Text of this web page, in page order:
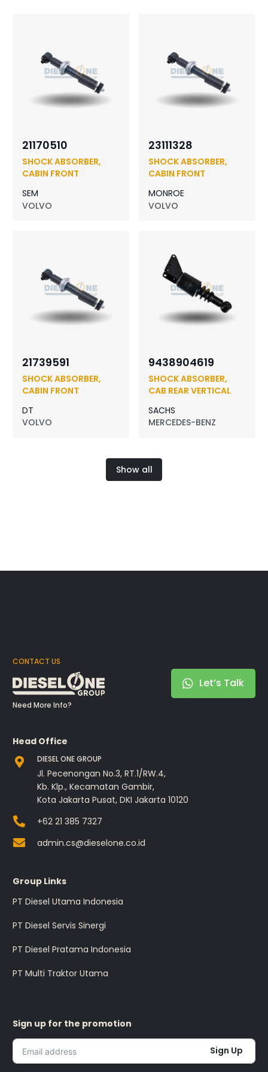
21170510
SHOCK ABSORBER,
CABIN FRONT
SEM
VOLVO
23111328
SHOCK ABSORBER,
CABIN FRONT
MONROE
VOLVO
21739591
SHOCK ABSORBER,
CABIN FRONT
DT
VOLVO
9438904619
SHOCK ABSORBER,
CAB REAR VERTICAL
SACHS
MERCEDES-BENZ
Show all
CONTACT US
Need More Info?
Let’s Talk
Head Office
DIESEL ONE GROUP
Jl. Pecenongan No.3, RT.1/RW.4,
Kb. Klp., Kecamatan Gambir,
Kota Jakarta Pusat, DKI Jakarta 10120
+62 21 385 7327
admin.cs@dieselone.co.id
Group Links
PT Diesel Utama Indonesia
PT Diesel Servis Sinergi
PT Diesel Pratama Indonesia
PT Multi Traktor Utama
Sign up for the promotion
Sign Up